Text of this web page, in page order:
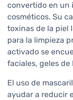
convertido en un
cosméticos. Su
toxinas de la piel
para la limpieza
activado se
faciales, geles de
El uso de
ayudar a reducir